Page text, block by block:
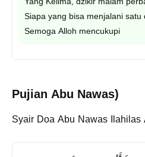
Siapa yang bisa menjalani satu
Semoga Alloh mencukupi
Pujian Abu Nawas)
Syair Doa Abu Nawas Ilahilas